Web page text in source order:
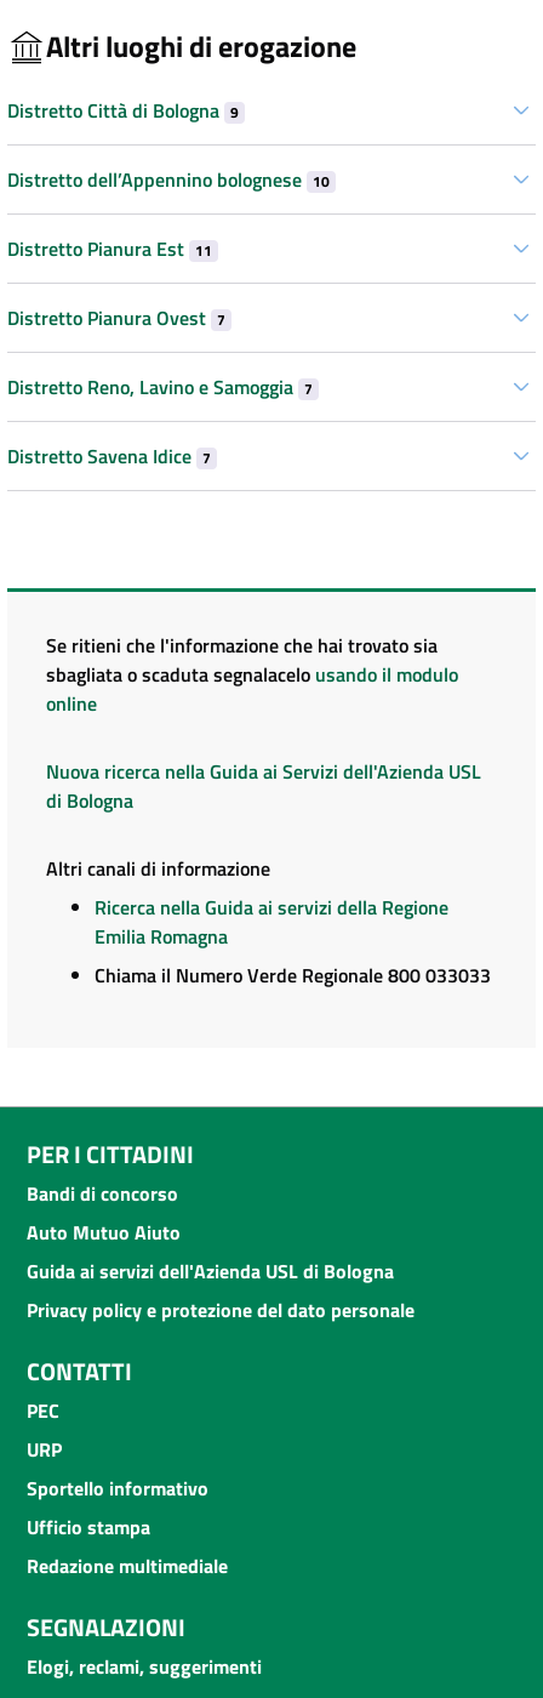
Altri luoghi di erogazione
Distretto Città di Bologna 9
Distretto dell’Appennino bolognese 10
Distretto Pianura Est 11
Distretto Pianura Ovest 7
Distretto Reno, Lavino e Samoggia 7
Distretto Savena Idice 7
Se ritieni che l'informazione che hai trovato sia
sbagliata o scaduta segnalacelo usando il modulo
online
Nuova ricerca nella Guida ai Servizi dell'Azienda USL
di Bologna
Altri canali di informazione
Ricerca nella Guida ai servizi della Regione
Emilia Romagna
Chiama il Numero Verde Regionale 800 033033
PER I CITTADINI
Bandi di concorso
Auto Mutuo Aiuto
Guida ai servizi dell'Azienda USL di Bologna
Privacy policy e protezione del dato personale
CONTATTI
PEC
URP
Sportello informativo
Ufficio stampa
Redazione multimediale
SEGNALAZIONI
Elogi, reclami, suggerimenti